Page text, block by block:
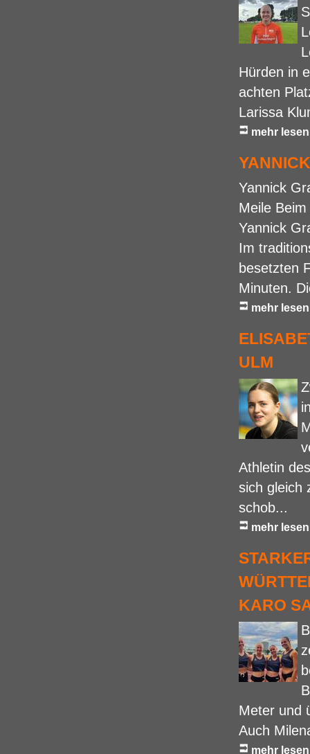
Hürden in
achten
Larissa
mehr lesen
Yannick
Meile
Yannick
Im
besetzten
Minuten.
mehr lesen
ULM
Athletin
sich gleich
schob...
mehr lesen
KARO
Meter und
Auch
mehr lesen